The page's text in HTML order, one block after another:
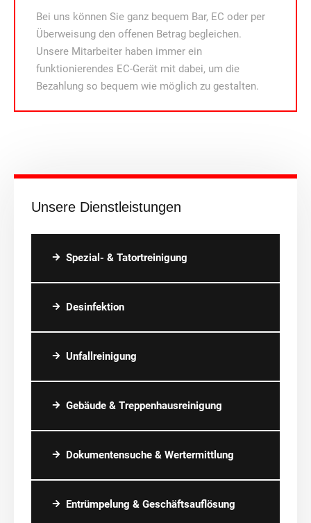
Unsere Dienstleistungen
Spezial- & Tatortreinigung
Desinfektion
Unfallreinigung
Gebäude & Treppenhausreinigung
Dokumentensuche & Wertermittlung
Entrümpelung & Geschäftsauflösung
Bei uns können Sie ganz bequem Bar, EC oder per
Überweisung den offenen Betrag begleichen.
Unsere Mitarbeiter haben immer ein
funktionierendes EC-Gerät mit dabei, um die
Bezahlung so bequem wie möglich zu gestalten.